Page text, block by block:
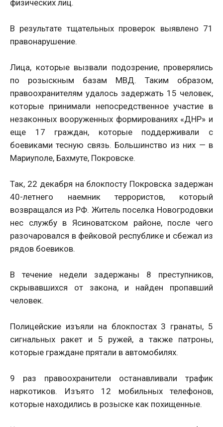
физических лиц.
В результате тщательных проверок выявлено 71
правонарушение.
Лица, которые вызвали подозрение, проверялись
по розыскным базам МВД. Таким образом,
правоохранителям удалось задержать 15 человек,
которые принимали непосредственное участие в
незаконных вооруженных формированиях «ДНР» и
еще 17 граждан, которые поддерживали с
боевиками тесную связь. Большинство из них — в
Мариуполе, Бахмуте, Покровске.
Так, 22 декабря на блокпосту Покровска задержан
40-летнего наемник террористов, который
возвращался из РФ. Житель поселка Новогродовки
нес службу в Ясиноватском районе, после чего
разочаровался в фейковой республике и сбежал из
рядов боевиков.
В течение недели задержаны 8 преступников,
скрывавшихся от закона, и найден пропавший
человек.
Полицейские изъяли на блокпостах 3 гранаты, 5
сигнальных ракет и 5 ружей, а также патроны,
которые граждане прятали в автомобилях.
9 раз правоохранители останавливали трафик
наркотиков. Изъято 12 мобильных телефонов,
которые находились в розыске как похищенные.